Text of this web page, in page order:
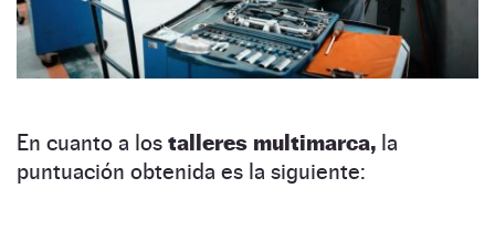
En cuanto a los talleres multimarca, la
puntuación obtenida es la siguiente: